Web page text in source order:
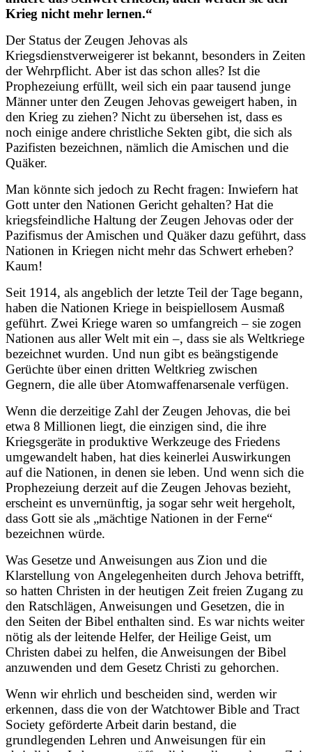
Krieg nicht mehr lernen.“
Der Status der Zeugen Jehovas als
Kriegsdienstverweigerer ist bekannt, besonders in Zeiten
der Wehrpflicht. Aber ist das schon alles? Ist die
Prophezeiung erfüllt, weil sich ein paar tausend junge
Männer unter den Zeugen Jehovas geweigert haben, in
den Krieg zu ziehen? Nicht zu übersehen ist, dass es
noch einige andere christliche Sekten gibt, die sich als
Pazifisten bezeichnen, nämlich die Amischen und die
Quäker.
Man könnte sich jedoch zu Recht fragen: Inwiefern hat
Gott unter den Nationen Gericht gehalten? Hat die
kriegsfeindliche Haltung der Zeugen Jehovas oder der
Pazifismus der Amischen und Quäker dazu geführt, dass
Nationen in Kriegen nicht mehr das Schwert erheben?
Kaum!
Seit 1914, als angeblich der letzte Teil der Tage begann,
haben die Nationen Kriege in beispiellosem Ausmaß
geführt. Zwei Kriege waren so umfangreich – sie zogen
Nationen aus aller Welt mit ein –, dass sie als Weltkriege
bezeichnet wurden. Und nun gibt es beängstigende
Gerüchte über einen dritten Weltkrieg zwischen
Gegnern, die alle über Atomwaffenarsenale verfügen.
Wenn die derzeitige Zahl der Zeugen Jehovas, die bei
etwa 8 Millionen liegt, die einzigen sind, die ihre
Kriegsgeräte in produktive Werkzeuge des Friedens
umgewandelt haben, hat dies keinerlei Auswirkungen
auf die Nationen, in denen sie leben. Und wenn sich die
Prophezeiung derzeit auf die Zeugen Jehovas bezieht,
erscheint es unvernünftig, ja sogar sehr weit hergeholt,
dass Gott sie als „mächtige Nationen in der Ferne“
bezeichnen würde.
Was Gesetze und Anweisungen aus Zion und die
Klarstellung von Angelegenheiten durch Jehova betrifft,
so hatten Christen in der heutigen Zeit freien Zugang zu
den Ratschlägen, Anweisungen und Gesetzen, die in
den Seiten der Bibel enthalten sind. Es war nichts weiter
nötig als der leitende Helfer, der Heilige Geist, um
Christen dabei zu helfen, die Anweisungen der Bibel
anzuwenden und dem Gesetz Christi zu gehorchen.
Wenn wir ehrlich und bescheiden sind, werden wir
erkennen, dass die von der Watchtower Bible and Tract
Society geförderte Arbeit darin bestand, die
grundlegenden Lehren und Anweisungen für ein